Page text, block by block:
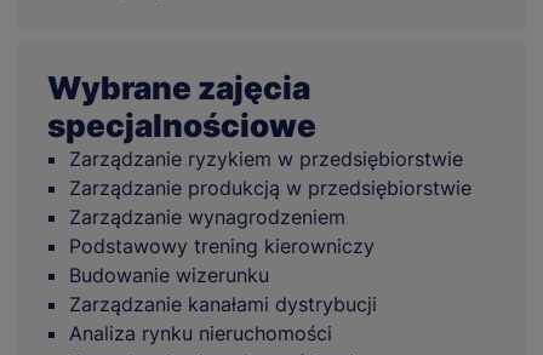
Wybrane zajęcia
specjalnościowe
Zarządzanie ryzykiem w przedsiębiorstwie
Zarządzanie produkcją w przedsiębiorstwie
Zarządzanie wynagrodzeniem
Podstawowy trening kierowniczy
Budowanie wizerunku
Zarządzanie kanałami dystrybucji
Analiza rynku nieruchomości